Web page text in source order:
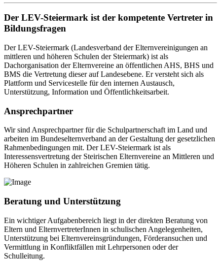
Der LEV-Steiermark ist der kompetente Vertreter in
Bildungsfragen
Der LEV-Steiermark (Landesverband der Elternvereinigungen an
mittleren und höheren Schulen der Steiermark) ist als
Dachorganisation der Elternvereine an öffentlichen AHS, BHS und
BMS die Vertretung dieser auf Landesebene. Er versteht sich als
Plattform und Servicestelle für den internen Austausch,
Unterstützung, Information und Öffentlichkeitsarbeit.
Ansprechpartner
Wir sind Ansprechpartner für die Schulpartnerschaft im Land und
arbeiten im Bundeselternverband an der Gestaltung der gesetzlichen
Rahmenbedingungen mit. Der LEV-Steiermark ist als
Interessensvertretung der Steirischen Elternvereine an Mittleren und
Höheren Schulen in zahlreichen Gremien tätig.
Beratung und Unterstützung
Ein wichtiger Aufgabenbereich liegt in der direkten Beratung von
Eltern und ElternvertreterInnen in schulischen Angelegenheiten,
Unterstützung bei Elternvereinsgründungen, Förderansuchen und
Vermittlung in Konfliktfällen mit Lehrpersonen oder der
Schulleitung.